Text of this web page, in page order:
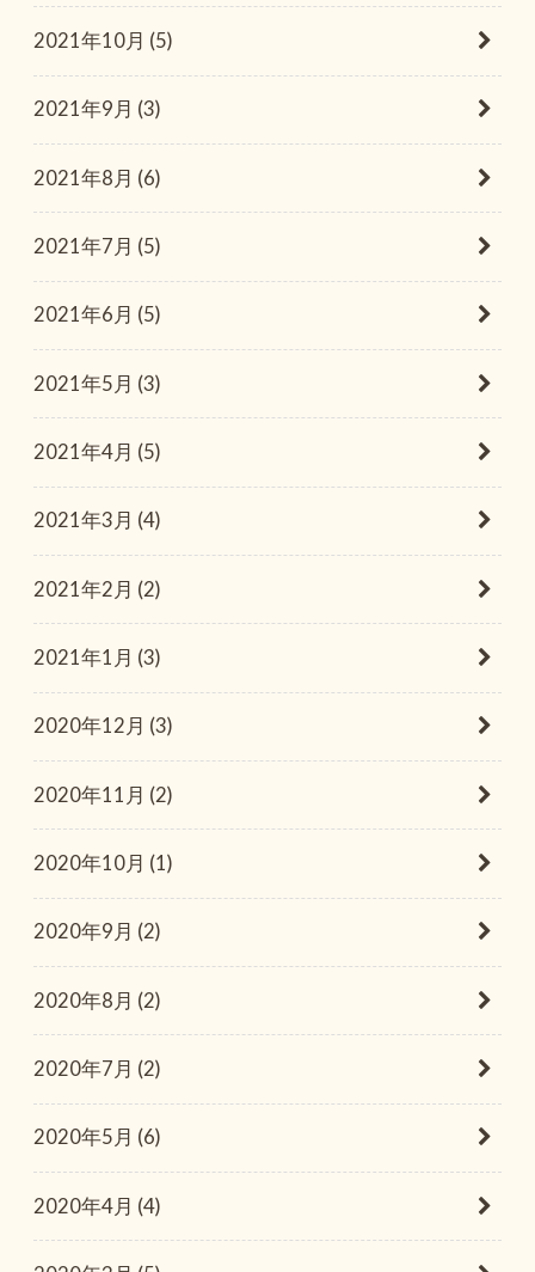
2021年10月 (5)
2021年9月 (3)
2021年8月 (6)
2021年7月 (5)
2021年6月 (5)
2021年5月 (3)
2021年4月 (5)
2021年3月 (4)
2021年2月 (2)
2021年1月 (3)
2020年12月 (3)
2020年11月 (2)
2020年10月 (1)
2020年9月 (2)
2020年8月 (2)
2020年7月 (2)
2020年5月 (6)
2020年4月 (4)